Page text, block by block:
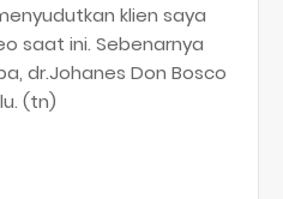
klien saya
saat ini. Sebenarnya
dr.Johanes Don Bosco
(tn)